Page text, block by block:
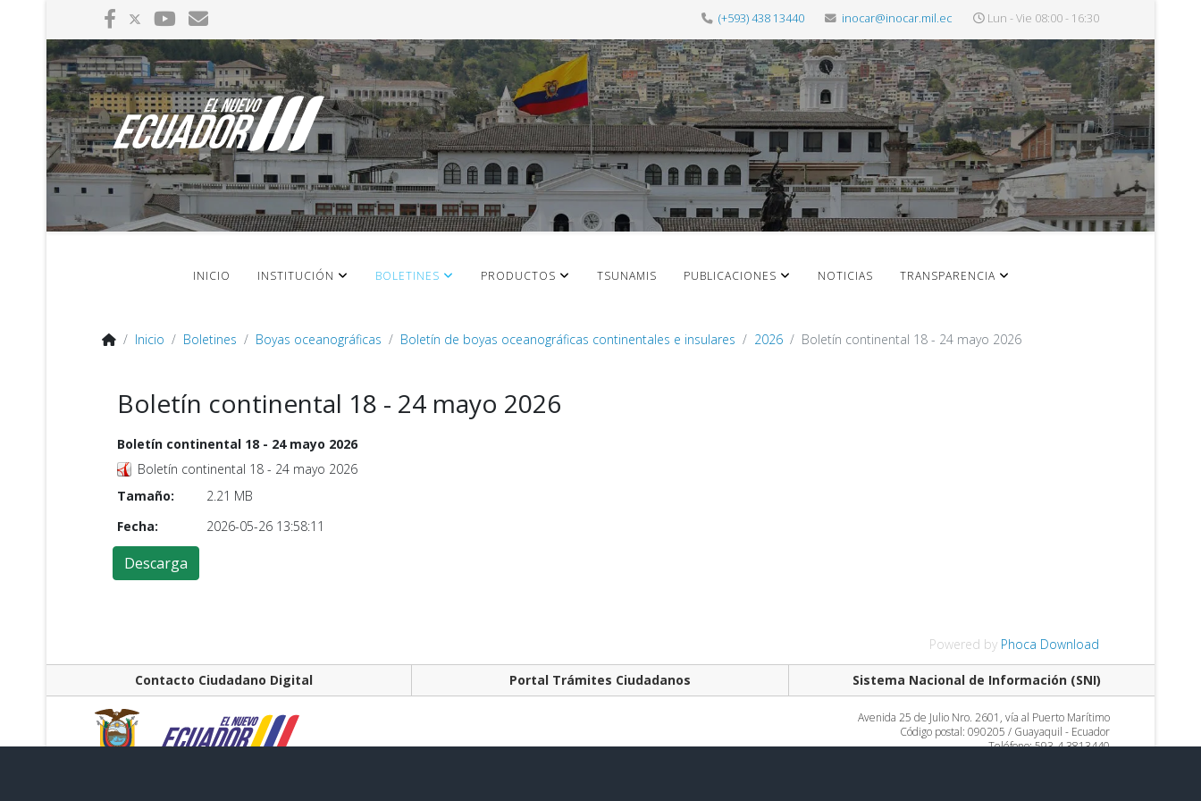
(+593) 438 13440 inocar@inocar.mil.ec Lun - Vie 08:00 - 16:30
INICIO INSTITUCIÓN BOLETINES PRODUCTOS TSUNAMIS PUBLICACIONES NOTICIAS TRANSPARENCIA
Inicio Boletines Boyas oceanográficas Boletín de boyas oceanográficas continentales e insulares 2026 Boletín continental 18 - 24 mayo 2026
Boletín continental 18 - 24 mayo 2026
Boletín continental 18 - 24 mayo 2026
Boletín continental 18 - 24 mayo 2026
Tamaño:
2.21 MB
Fecha:
2026-05-26 13:58:11
Powered by Phoca Download
Contacto Ciudadano Digital Portal Trámites Ciudadanos Sistema Nacional de Información (SNI)
Avenida 25 de Julio Nro. 2601, vía al Puerto Marítimo
Código postal: 090205 / Guayaquil - Ecuador
Teléfono: 593-4 3813440